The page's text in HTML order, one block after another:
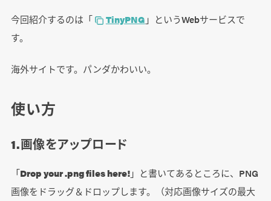
今回紹介するのは「 TinyPNG 」というWebサービスで
す。
海外サイトです。パンダかわいい。
使い方
1.画像をアップロード
「Drop your .png files here!」と書いてあるところに、PNG
画像をドラッグ＆ドロップします。（対応画像サイズの最大